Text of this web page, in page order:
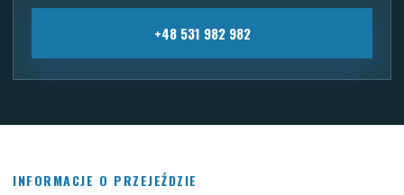
+48 531 982 982
INFORMACJE O PRZEJEŹDZIE